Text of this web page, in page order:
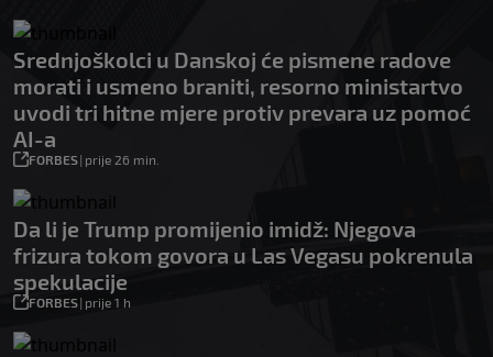
Srednjoškolci u Danskoj će pismene radove
morati i usmeno braniti, resorno ministartvo
uvodi tri hitne mjere protiv prevara uz pomoć
AI-a
FORBES| prije 26 min.
Da li je Trump promijenio imidž: Njegova
frizura tokom govora u Las Vegasu pokrenula
spekulacije
FORBES| prije 1 h